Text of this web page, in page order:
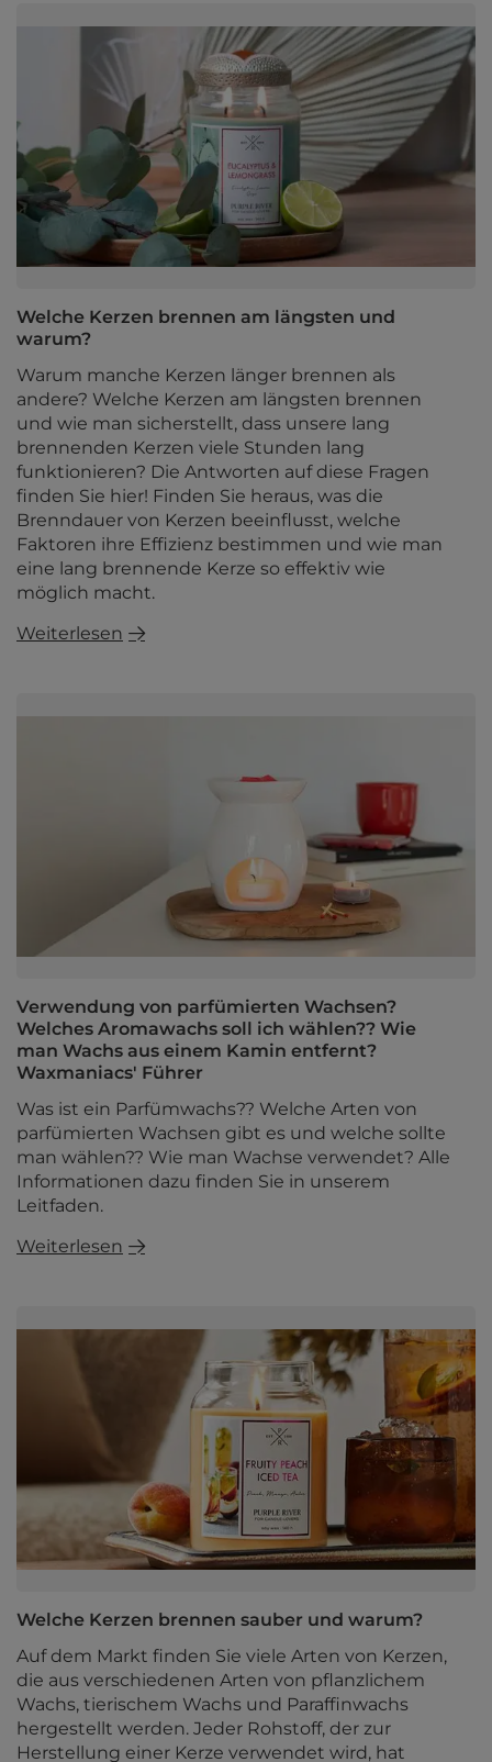
Welche Kerzen brennen am längsten und
warum?
Warum manche Kerzen länger brennen als
andere? Welche Kerzen am längsten brennen
und wie man sicherstellt, dass unsere lang
brennenden Kerzen viele Stunden lang
funktionieren? Die Antworten auf diese Fragen
finden Sie hier! Finden Sie heraus, was die
Brenndauer von Kerzen beeinflusst, welche
Faktoren ihre Effizienz bestimmen und wie man
eine lang brennende Kerze so effektiv wie
möglich macht.
Weiterlesen
Verwendung von parfümierten Wachsen?
Welches Aromawachs soll ich wählen?? Wie
man Wachs aus einem Kamin entfernt?
Waxmaniacs' Führer
Was ist ein Parfümwachs?? Welche Arten von
parfümierten Wachsen gibt es und welche sollte
man wählen?? Wie man Wachse verwendet? Alle
Informationen dazu finden Sie in unserem
Leitfaden.
Weiterlesen
Welche Kerzen brennen sauber und warum?
Auf dem Markt finden Sie viele Arten von Kerzen,
die aus verschiedenen Arten von pflanzlichem
Wachs, tierischem Wachs und Paraffinwachs
hergestellt werden. Jeder Rohstoff, der zur
Herstellung einer Kerze verwendet wird, hat